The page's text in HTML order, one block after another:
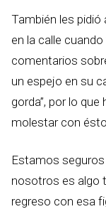
También les pidió
en la calle
comentarios
un espejo en su
gorda”, por lo
molestar con ésto.
Estamos
nosotros es algo
regreso con esa